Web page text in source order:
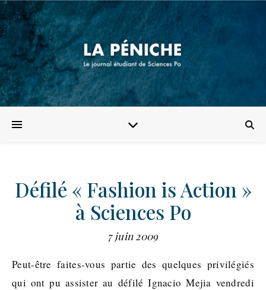
Défilé « Fashion is Action »
à Sciences Po
7 juin 2009
Peut-être faites-vous partie des quelques privilégiés
qui ont pu assister au défilé Ignacio Mejia vendredi